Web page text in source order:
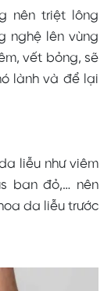
nên triệt lông
nghệ lên vùng
vết bỏng, sẽ
lành và để lại
liễu như viêm
ban đỏ,… nên
da liễu trước